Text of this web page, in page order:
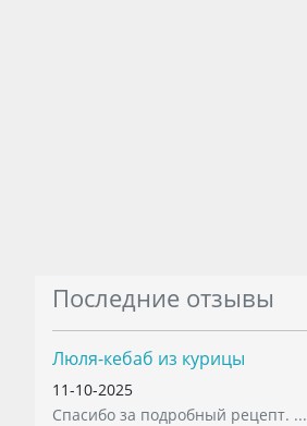
Последние отзывы
Люля-кебаб из курицы
11-10-2025
Спасибо за подробный рецепт. ...